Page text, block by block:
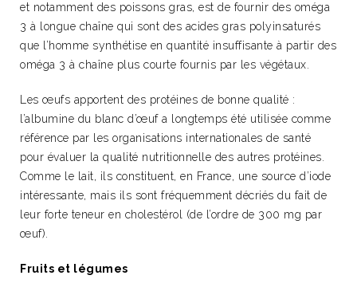
et notamment des poissons gras, est de fournir des oméga
3 à longue chaîne qui sont des acides gras polyinsaturés
que l’homme synthétise en quantité insuffisante à partir des
oméga 3 à chaîne plus courte fournis par les végétaux.
Les œufs apportent des protéines de bonne qualité :
l’albumine du blanc d’œuf a longtemps été utilisée comme
référence par les organisations internationales de santé
pour évaluer la qualité nutritionnelle des autres protéines.
Comme le lait, ils constituent, en France, une source d’iode
intéressante, mais ils sont fréquemment décriés du fait de
leur forte teneur en cholestérol (de l’ordre de 300 mg par
œuf).
Fruits et légumes